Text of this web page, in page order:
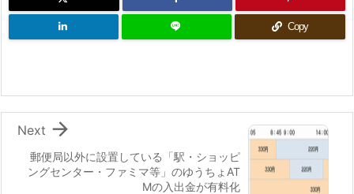
Copy
郵便局以外に設置している「駅・ショッピ
ングセンター・ファミマ等」のゆうちょAT
Mの入出金が有料化

Next